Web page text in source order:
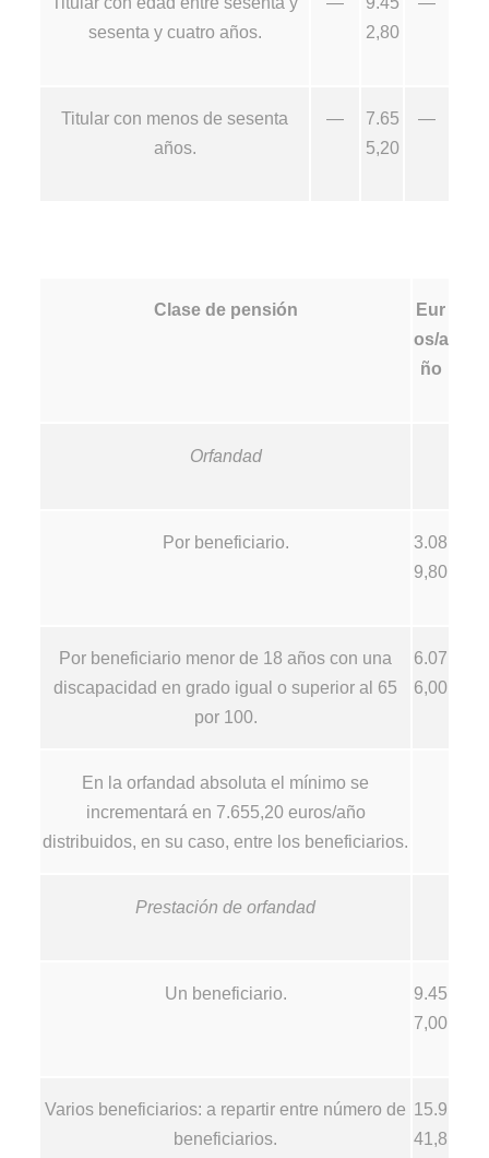
sesenta y cuatro años.
2,80
Titular con menos de sesenta
años.
—
7.65
5,20
—
Clase de pensión
Eur
os/a
ño
Orfandad
Por beneficiario.
3.08
9,80
Por beneficiario menor de 18 años con una
discapacidad en grado igual o superior al 65
por 100.
6.07
6,00
En la orfandad absoluta el mínimo se
incrementará en 7.655,20 euros/año
distribuidos, en su caso, entre los beneficiarios.
Prestación de orfandad
Un beneficiario.
9.45
7,00
Varios beneficiarios: a repartir entre número de
beneficiarios.
15.9
41,8